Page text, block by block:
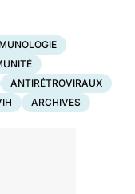
ANTIRÉTROVIRAUX
ARCHIVES